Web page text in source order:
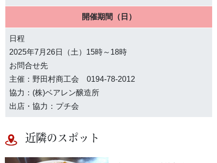
開催期間（日）
日程
2025年7月26日（土）15時～18時
お問合せ先
主催：野田村商工会 0194-78-2012
協力：(株)ベアレン醸造所
出店・協力：プチ会
近隣のスポット